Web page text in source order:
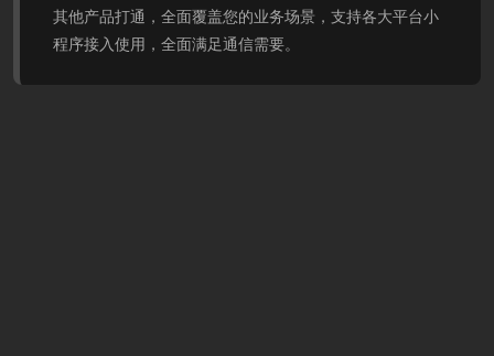
其他产品打通，全面覆盖您的业务场景，支持各大平台小
程序接入使用，全面满足通信需要。